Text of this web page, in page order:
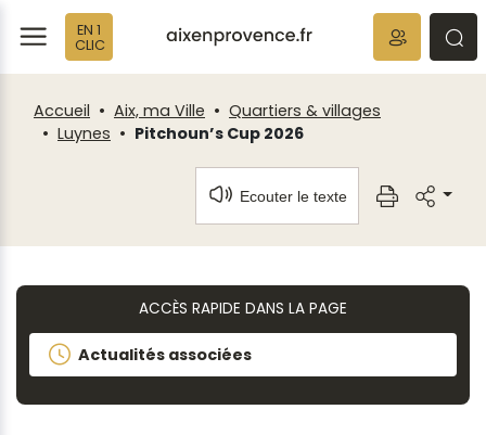
EN 1
CLIC
Accueil Aix, ma Ville
Quartiers & villages
Luynes
Pitchoun’s Cup 2026
Ecouter le texte
ACCÈS RAPIDE DANS LA PAGE
Actualités associées
Fenêtre
de
chat
Panneau de gestion des cookies